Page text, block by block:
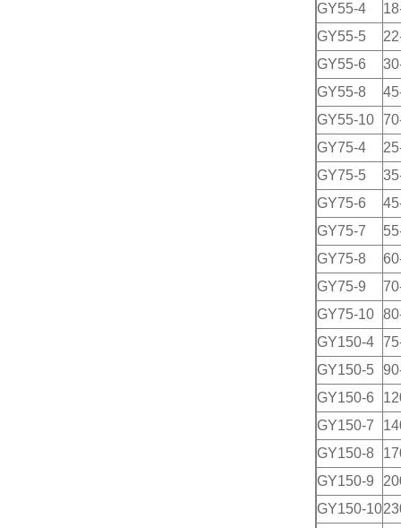
GY55-4
GY55-5
GY55-6
GY55-8
GY55-10
GY75-4
GY75-5
GY75-6
GY75-7
GY75-8
GY75-9
GY75-10
GY150-4
GY150-5
GY150-6
GY150-7
GY150-8
GY150-9
GY150-10